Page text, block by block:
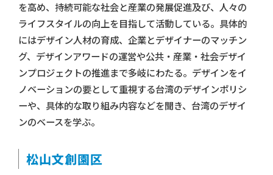
を高め、持続可能な社会と産業の発展促進及び、人々の
ライフスタイルの向上を目指して活動している。具体的
にはデザイン人材の育成、企業とデザイナーのマッチン
グ、デザインアワードの運営や公共・産業・社会デザイ
ンプロジェクトの推進まで多岐にわたる。デザインをイ
ノベーションの要として重視する台湾のデザインポリシ
ーや、具体的な取り組み内容などを聞き、台湾のデザイ
ンのベースを学ぶ。
松山文創園区